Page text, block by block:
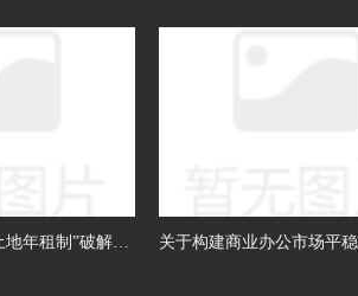
地年租制”破解城 关于构建商业办公市场平